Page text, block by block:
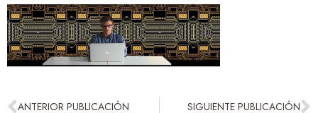
ANTERIOR PUBLICACIÓN SIGUIENTE PUBLICACIÓN